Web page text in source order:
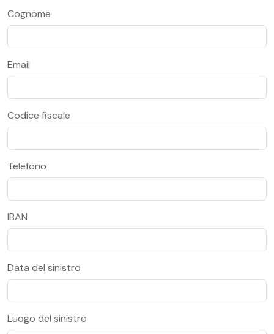
Cognome
Email
Codice fiscale
Telefono
IBAN
Data del sinistro
Luogo del sinistro